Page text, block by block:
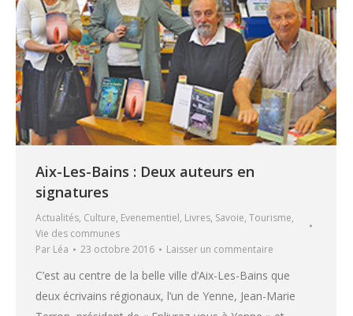
Aix-Les-Bains : Deux auteurs en
signatures
Actualités, Culture, Evenementiel, Livres, Savoie, Tourisme,
Vie des communes
Par Léa 23 octobre 2016 Laisser un commentaire
C’est au centre de la belle ville d’Aix-Les-Bains que
deux écrivains régionaux, l’un de Yenne, Jean-Marie